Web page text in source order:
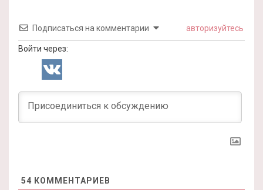
Подписаться на комментарии авторизуйтесь
Войти через:
54 КОММЕНТАРИЕВ